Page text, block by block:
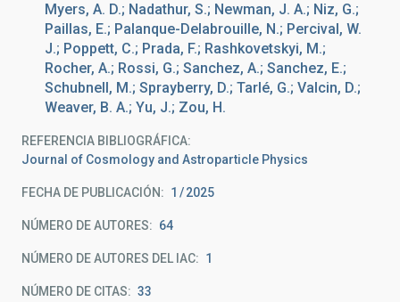
Myers, A. D.; Nadathur, S.; Newman, J. A.; Niz, G.;
Paillas, E.; Palanque-Delabrouille, N.; Percival, W.
J.; Poppett, C.; Prada, F.; Rashkovetskyi, M.;
Rocher, A.; Rossi, G.; Sanchez, A.; Sanchez, E.;
Schubnell, M.; Sprayberry, D.; Tarlé, G.; Valcin, D.;
Weaver, B. A.; Yu, J.; Zou, H.
REFERENCIA BIBLIOGRÁFICA
Journal of Cosmology and Astroparticle Physics
FECHA DE PUBLICACIÓN: 1 2025
NÚMERO DE AUTORES 64
NÚMERO DE AUTORES DEL IAC 1
NÚMERO DE CITAS 33